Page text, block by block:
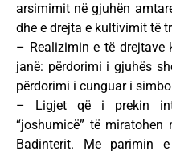
arsimimit në gjuhën
dhe e drejta e kultivimit të
– Realizimin e të drejtave
janë: përdorimi i gjuhës
përdorimi i cunguar i
– Ligjet që i prekin
“joshumicë” të
Badinterit. Me parimin